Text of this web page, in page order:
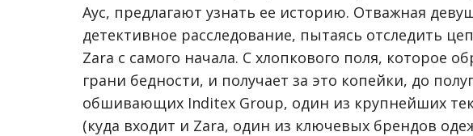
Аус, предлагают узнать ее историю. Отважная
детективное расследование, пытаясь отследить
Zara с самого начала. С хлопкового поля, которое
грани бедности, и получает за это копейки, до
обшивающих Inditex Group, один из крупнейших
(куда входит и Zara, один из ключевых брендов